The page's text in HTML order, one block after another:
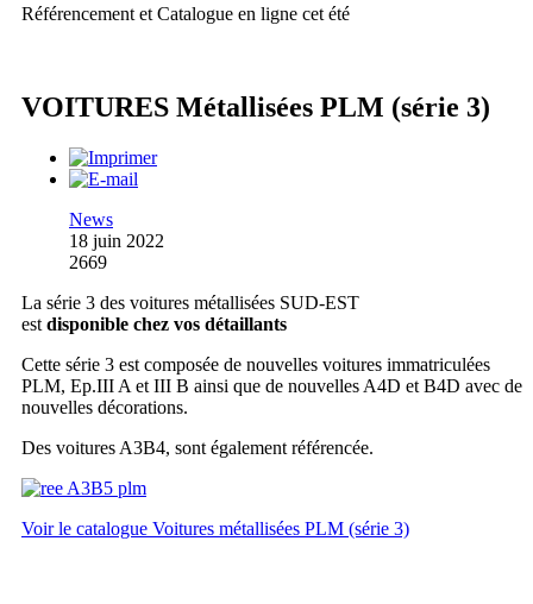
Référencement et Catalogue en ligne cet été
VOITURES Métallisées PLM (série 3)
News
18 juin 2022
2669
La série 3 des voitures métallisées SUD-EST
est disponible chez vos détaillants
Cette série 3 est composée de nouvelles voitures immatriculées
PLM, Ep.III A et III B ainsi que de nouvelles A4D et B4D avec de
nouvelles décorations.
Des voitures A3B4, sont également référencée.
Voir le catalogue Voitures métallisées PLM (série 3)